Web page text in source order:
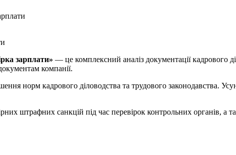
зарплати» — це комплексний аналіз документації кадрового
компанії.
норм кадрового діловодства та трудового законодавства.
штрафних санкцій під час перевірок контрольних органів, а